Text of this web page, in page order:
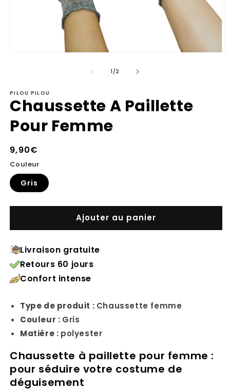
une
fenêtre
modale
1/de
2
PILOU PILOU
Chaussette A Paillette
Pour Femme
Prix
habituel
9,90€
Couleur
Gris
Ajouter au panier
Livraison gratuite
Retours 60 jours
Confort intense
Type de produit : Chaussette femme
Couleur : Gris
Matière : polyester
Chaussette à paillette pour femme :
pour séduire votre costume de
déguisement